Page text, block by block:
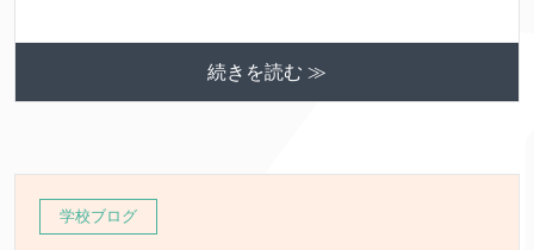
続きを読む ≫
学校ブログ